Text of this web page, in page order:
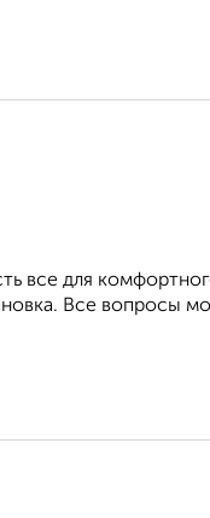
все для
Все вопросы